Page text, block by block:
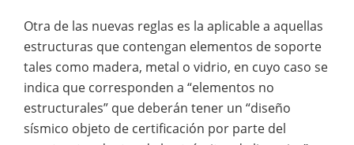
Otra de las nuevas reglas es la aplicable a aquellas
estructuras que contengan elementos de soporte
tales como madera, metal o vidrio, en cuyo caso se
indica que corresponden a “elementos no
estructurales” que deberán tener un “diseño
sísmico objeto de certificación por parte del